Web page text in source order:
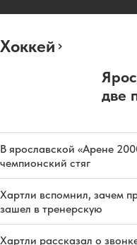
Хоккей
две
В ярославской «Арене
чемпионский стяг
Хартли вспомнил, зачем
зашел в тренерскую
Хартли рассказал о